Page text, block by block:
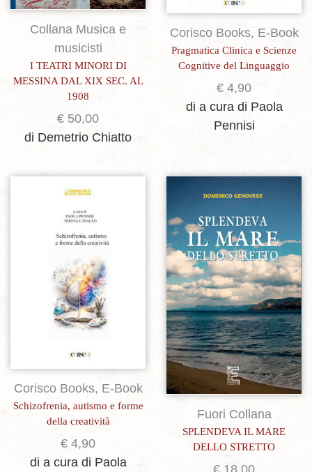
Collana Musica e
musicisti
I TEATRI MINORI DI
MESSINA DAL XIX SEC. AL
1908
€ 50,00
di Demetrio Chiatto
Corisco Books, E-Book
Pragmatica Clinica e Scienze
Cognitive del Linguaggio
€ 4,90
di a cura di Paola
Pennisi
Corisco Books, E-Book
Schizofrenia, autismo e forme
della creatività
€ 4,90
di a cura di Paola
Aggiungi alla lista dei desideri
Fuori Collana
SPLENDEVA IL MARE
DELLO STRETTO
€ 18,00